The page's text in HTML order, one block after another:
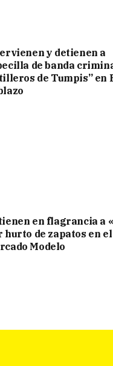
y detienen a
de banda
de Tumpis” en
en flagrancia a
hurto de zapatos en el
Modelo